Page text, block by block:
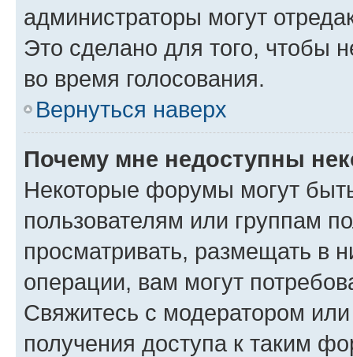
администраторы могут
Это сделано для того, чтобы
во время голосования.
Вернуться наверх
Почему мне недоступны
Некоторые форумы могут
пользователям или группам
просматривать, размещать в
операции, вам могут
Свяжитесь с модератором
получения доступа к таким